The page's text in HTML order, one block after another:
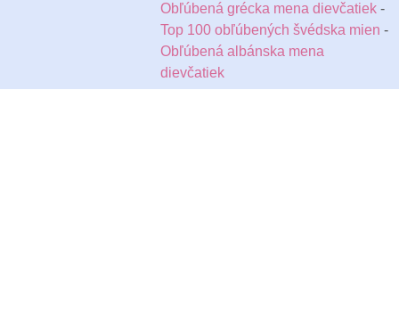
Obľúbená grécka mena dievčatiek -
Top 100 obľúbených švédska mien -
Obľúbená albánska mena
dievčatiek